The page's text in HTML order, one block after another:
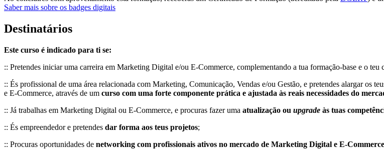
Saber mais sobre os badges digitais
Destinatários
Este curso é indicado para ti se:
:: Pretendes iniciar uma carreira em Marketing Digital e/ou E-Commerce, complementando a tua formação-base e o teu
:: És profissional de uma área relacionada com Marketing, Comunicação, Vendas e/ou Gestão, e pretendes alargar os
e E-Commerce, através de um curso com uma forte componente prática e ajustada às reais necessidades do
:: Já trabalhas em Marketing Digital ou E-Commerce, e procuras fazer uma atualização ou upgrade às tuas
:: És empreendedor e pretendes dar forma aos teus projetos;
:: Procuras oportunidades de networking com profissionais ativos no mercado de Marketing Digital e E-Commerce